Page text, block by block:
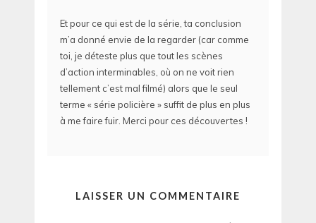
Et pour ce qui est de la série, ta conclusion
m’a donné envie de la regarder (car comme
toi, je déteste plus que tout les scènes
d’action interminables, où on ne voit rien
tellement c’est mal filmé) alors que le seul
terme « série policière » suffit de plus en plus
à me faire fuir. Merci pour ces découvertes !
LAISSER UN COMMENTAIRE